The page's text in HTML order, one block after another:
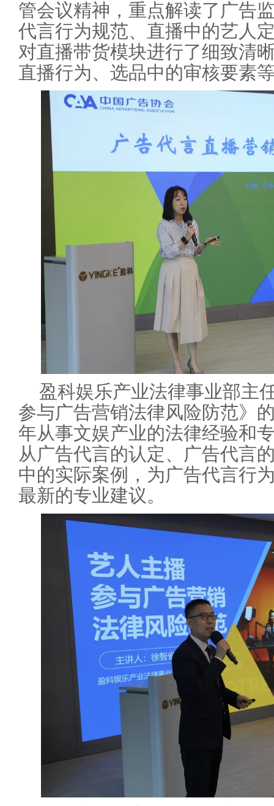
管会议精神，重点解读了广告
代言行为规范、直播中的艺人
对直播带货模块进行了细致清
直播行为、选品中的审核要素
盈科娱乐产业法律事业部主
参与广告营销法律风险防范》
年从事文娱产业的法律经验和
从广告代言的认定、广告代言
中的实际案例，为广告代言行
最新的专业建议。